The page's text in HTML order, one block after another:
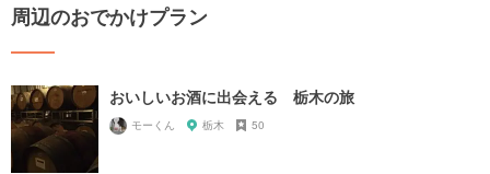
周辺のおでかけプラン
おいしいお酒に出会える 栃木の旅
モーくん 栃木 50